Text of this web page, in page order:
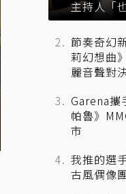
主持人「
節奏奇幻
莉幻想曲
麗音聲對
Garena
帕魯》
市
我推的選
古風偶像